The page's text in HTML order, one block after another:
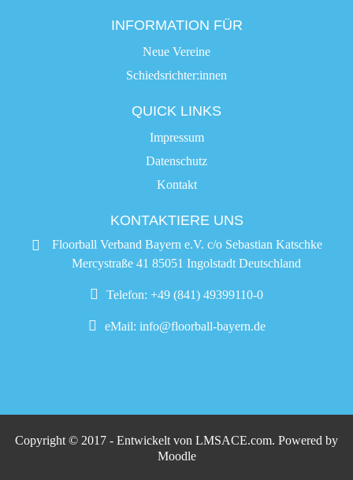
INFORMATION FÜR
Neue Vereine
Schiedsrichter:innen
QUICK LINKS
Impressum
Datenschutz
Kontakt
KONTAKTIERE UNS
Floorball Verband Bayern e.V. c/o Sebastian Katschke
Mercystraße 41 85051 Ingolstadt Deutschland
Telefon: +49 (841) 49399110-0
eMail: info@floorball-bayern.de
Copyright © 2017 - Entwickelt von LMSACE.com. Powered by
Moodle